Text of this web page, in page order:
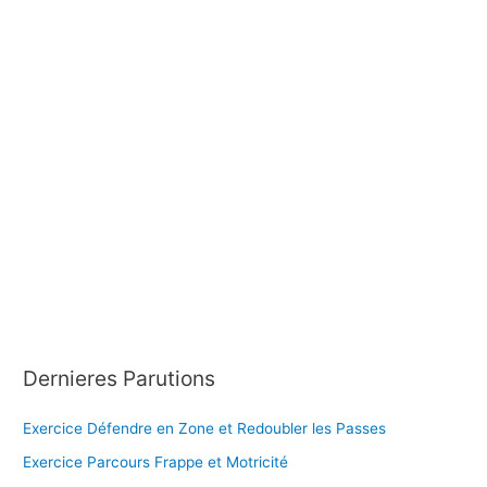
Dernieres Parutions
Exercice Défendre en Zone et Redoubler les Passes
Exercice Parcours Frappe et Motricité